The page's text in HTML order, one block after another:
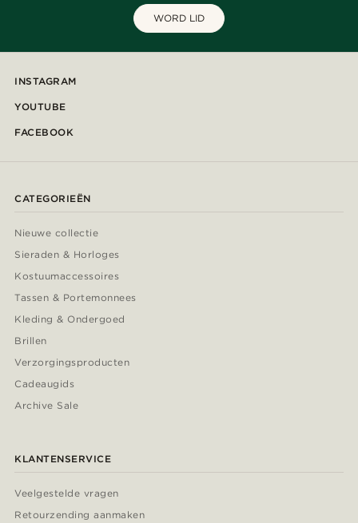
WORD LID
INSTAGRAM
YOUTUBE
FACEBOOK
CATEGORIEËN
Nieuwe collectie
Sieraden & Horloges
Kostuumaccessoires
Tassen & Portemonnees
Kleding & Ondergoed
Brillen
Verzorgingsproducten
Cadeaugids
Archive Sale
KLANTENSERVICE
Veelgestelde vragen
Retourzending aanmaken